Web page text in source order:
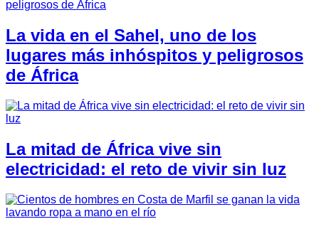
La vida en el Sahel, uno de los
lugares más inhóspitos y peligrosos
de África
La mitad de África vive sin
electricidad: el reto de vivir sin luz